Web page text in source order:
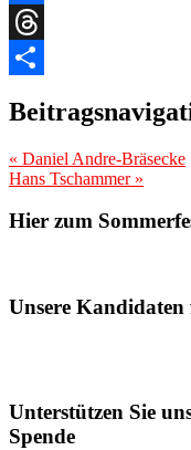
Facebook
Threads
« Daniel Andre-Bräsecke
Hans Tschammer»
Hier zum
Unsere
Unterstützen Sie
Spende